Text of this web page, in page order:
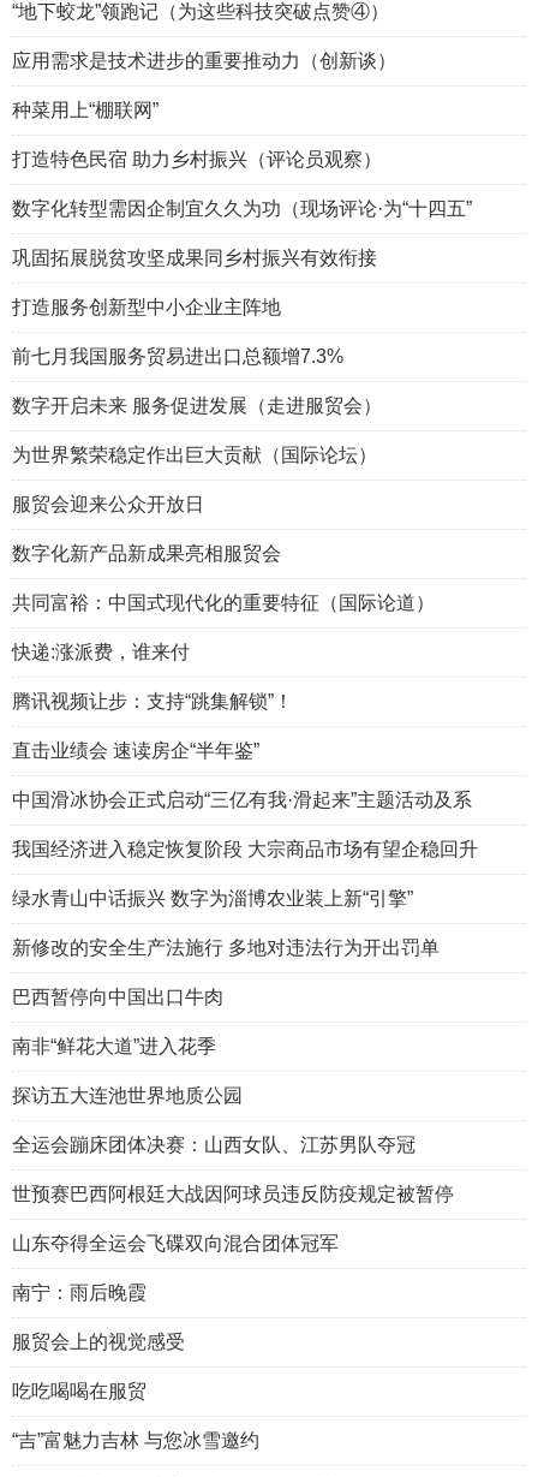
“地下蛟龙”领跑记（为这些科技突破点赞④）
应用需求是技术进步的重要推动力（创新谈）
种菜用上“棚联网”
打造特色民宿 助力乡村振兴（评论员观察）
数字化转型需因企制宜久久为功（现场评论·为“十四五”
巩固拓展脱贫攻坚成果同乡村振兴有效衔接
打造服务创新型中小企业主阵地
前七月我国服务贸易进出口总额增7.3%
数字开启未来 服务促进发展（走进服贸会）
为世界繁荣稳定作出巨大贡献（国际论坛）
服贸会迎来公众开放日
数字化新产品新成果亮相服贸会
共同富裕：中国式现代化的重要特征（国际论道）
快递:涨派费，谁来付
腾讯视频让步：支持“跳集解锁”！
直击业绩会 速读房企“半年鉴”
中国滑冰协会正式启动“三亿有我·滑起来”主题活动及系
我国经济进入稳定恢复阶段 大宗商品市场有望企稳回升
绿水青山中话振兴 数字为淄博农业装上新“引擎”
新修改的安全生产法施行 多地对违法行为开出罚单
巴西暂停向中国出口牛肉
南非“鲜花大道”进入花季
探访五大连池世界地质公园
全运会蹦床团体决赛：山西女队、江苏男队夺冠
世预赛巴西阿根廷大战因阿球员违反防疫规定被暂停
山东夺得全运会飞碟双向混合团体冠军
南宁：雨后晚霞
服贸会上的视觉感受
吃吃喝喝在服贸
“吉”富魅力吉林 与您冰雪邀约